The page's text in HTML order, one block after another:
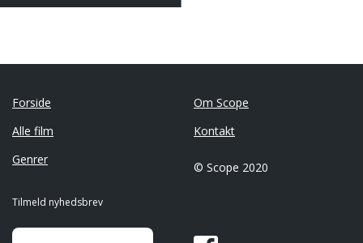
Forside
Alle film
Genrer
Om Scope
Kontakt
© Scope 2020
Tilmeld nyhedsbrev